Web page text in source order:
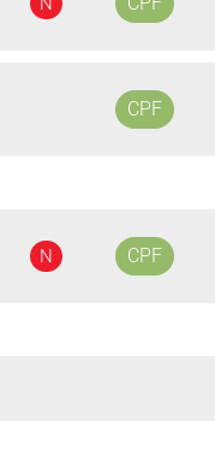
CPF
N CPF